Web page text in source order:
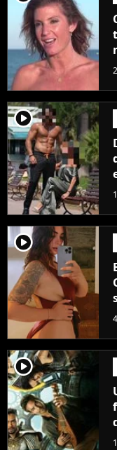
player2
player2
player2